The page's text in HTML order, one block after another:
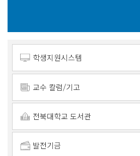
학생지원시스템
교수 칼럼/기고
전북대학교 도서관
발전기금